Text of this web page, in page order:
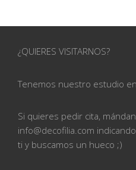
¿QUIERES VISITARNOS?
Tenemos nuestro estudio
Si quieres pedir cita,
info@decofilia.com
ti y buscamos un hueco ;)